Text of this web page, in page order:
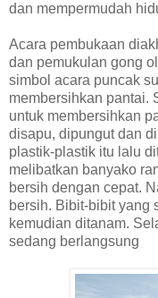
dan mempermudah
Acara pembukaan
dan pemukulan gong
simbol acara puncak
membersihkan pantai.
untuk membersihkan
disapu, dipungut dan
plastik-plastik itu lalu
melibatkan banyako
bersih dengan cepat.
bersih. Bibit-bibit yang
kemudian ditanam.
sedang berlangsung